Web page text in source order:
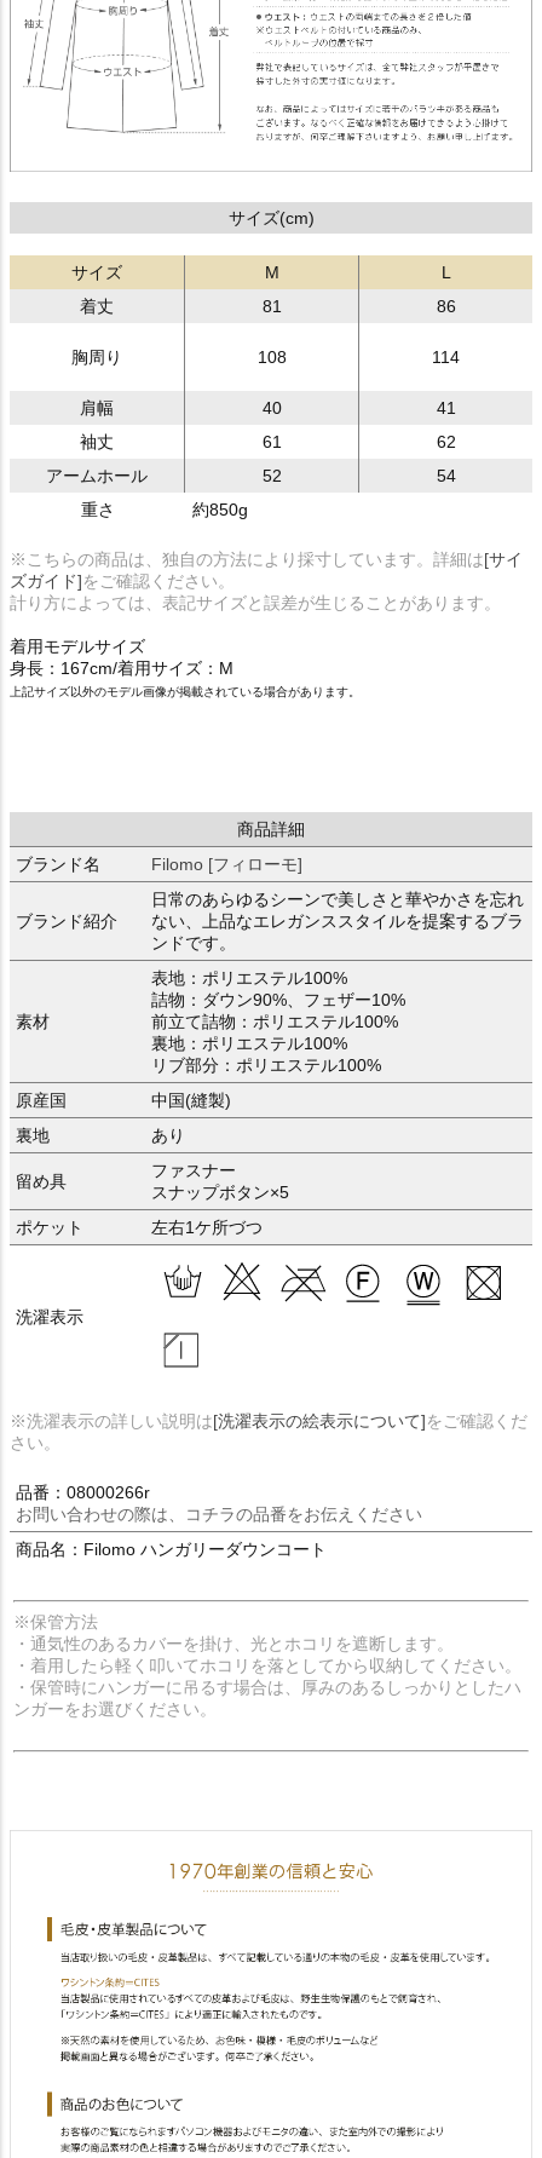
サイズ(cm)
サイズ M
L
着丈
81 86
胸周り 108 114
肩幅 40
41
袖丈
61
62
アームホール
52
54
重さ
約850g
※こちらの商品は、独自の方法により採寸しています。詳細は[サイ
ズガイド]をご確認ください。
計り方によっては、表記サイズと誤差が生じることがあります。
着用モデルサイズ
身長：167cm/着用サイズ：M
上記サイズ以外のモデル画像が掲載されている場合があります。
商品詳細
ブランド名
Filomo [フィローモ]
ブランド紹介
日常のあらゆるシーンで美しさと華やかさを忘れ
ない、上品なエレガンススタイルを提案するブラ
ンドです。
素材
表地：ポリエステル100%
詰物：ダウン90%、フェザー10%
前立て詰物：ポリエステル100%
裏地：ポリエステル100%
リブ部分：ポリエステル100%
原産国
中国(縫製)
裏地
あり
留め具
ファスナー
スナップボタン×5
ポケット
左右1ケ所づつ
洗濯表示
※洗濯表示の詳しい説明は[洗濯表示の絵表示について]をご確認くだ
さい。
品番：08000266r
お問い合わせの際は、コチラの品番をお伝えください
商品名：Filomo ハンガリーダウンコート
※保管方法
・通気性のあるカバーを掛け、光とホコリを遮断します。
・着用したら軽く叩いてホコリを落としてから収納してください。
・保管時にハンガーに吊るす場合は、厚みのあるしっかりとしたハ
ンガーをお選びください。